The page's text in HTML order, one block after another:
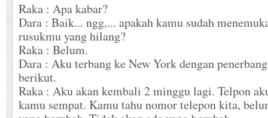
Raka : Apa kabar?
Dara : Baik... ngg,... apakah kamu sudah
rusukmu yang hilang?
Raka : Belum.
Dara : Aku terbang ke New York dengan
berikut.
Raka : Aku akan kembali 2 minggu lagi. Telpon
kamu sempat. Kamu tahu nomor telepon kita,